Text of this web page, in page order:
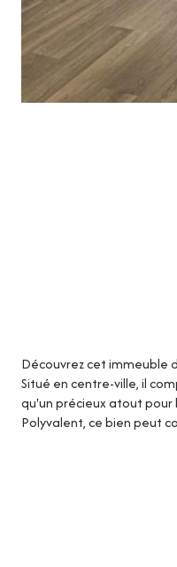
Découvrez cet immeuble
Situé en centre-ville, il
qu'un précieux atout
Polyvalent, ce bien peut
Un investissement sûr
de devenir propriétaire